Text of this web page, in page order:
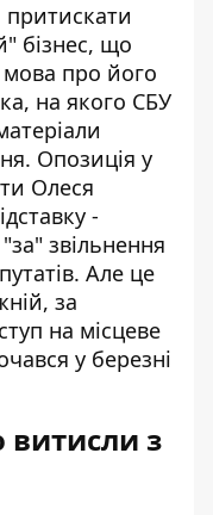
бізнес, що
про його
на якого СБУ
Опозиція у
Олеся
-
звільнення
Але це
за
на місцеве
у березні
витисли з